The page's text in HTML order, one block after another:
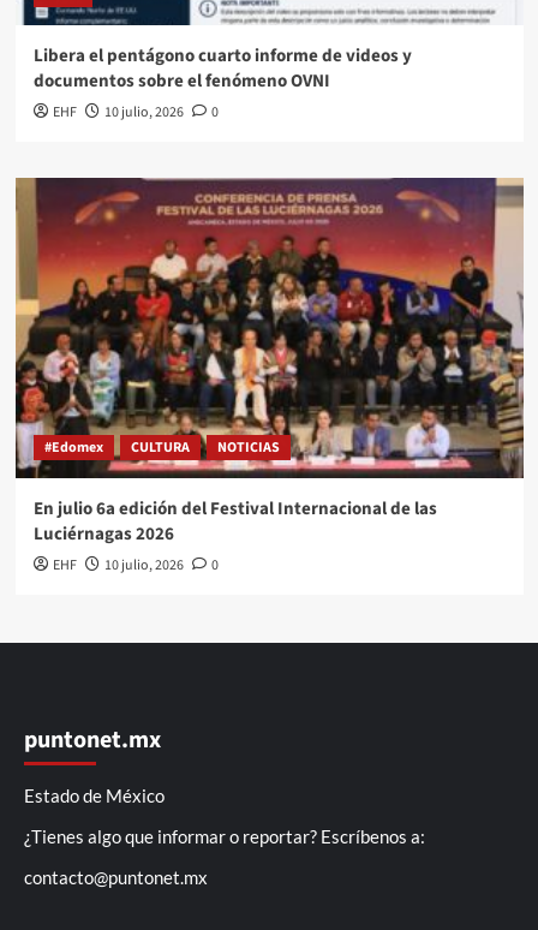
Libera el pentágono cuarto informe de videos y
documentos sobre el fenómeno OVNI
EHF 10 julio, 2026 0
#Edomex CULTURA NOTICIAS
En julio 6a edición del Festival Internacional de las
Luciérnagas 2026
EHF 10 julio, 2026 0
puntonet.mx
Estado de México
¿Tienes algo que informar o reportar? Escríbenos a:
contacto@puntonet.mx